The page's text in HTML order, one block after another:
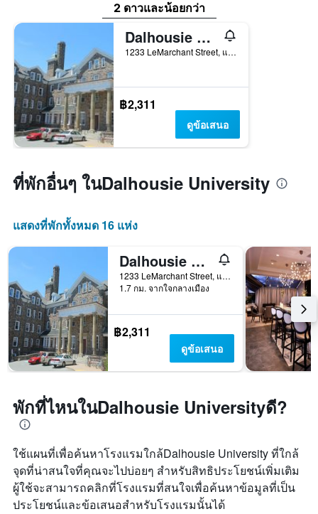
2 ดาวและน้อยกว่า
Dalhousie University
1233 LeMarchant Street, แฮลิแฟกซ์, NS, แคนาดา
฿2,311
ดูข้อเสนอ
ที่พักอื่นๆ ในDalhousie University
แสดงที่พักทั้งหมด 16 แห่ง
Dalhousie University
1233 LeMarchant Street, แฮลิแฟกซ์, NS, แคนาดา
1.7 กม. จากใจกลางเมือง
฿2,311
ดูข้อเสนอ
พักที่ไหนในDalhousie Universityดี?
ใช้แผนที่เพื่อค้นหาโรงแรมใกล้Dalhousie University ที่ใกล้
จุดที่น่าสนใจที่คุณจะไปบ่อยๆ สำหรับสิทธิประโยชน์เพิ่มเติม
ผู้ใช้จะสามารถคลิกที่โรงแรมที่สนใจเพื่อค้นหาข้อมูลที่เป็น
ประโยชน์และข้อเสนอสำหรับโรงแรมนั้นได้